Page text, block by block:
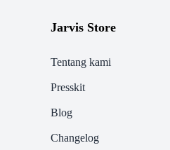
Jarvis Store
Tentang kami
Presskit
Blog
Changelog